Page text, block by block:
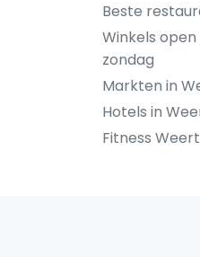
Beste
Winkels
zondag
Markten in
Hotels in
Fitness Weert